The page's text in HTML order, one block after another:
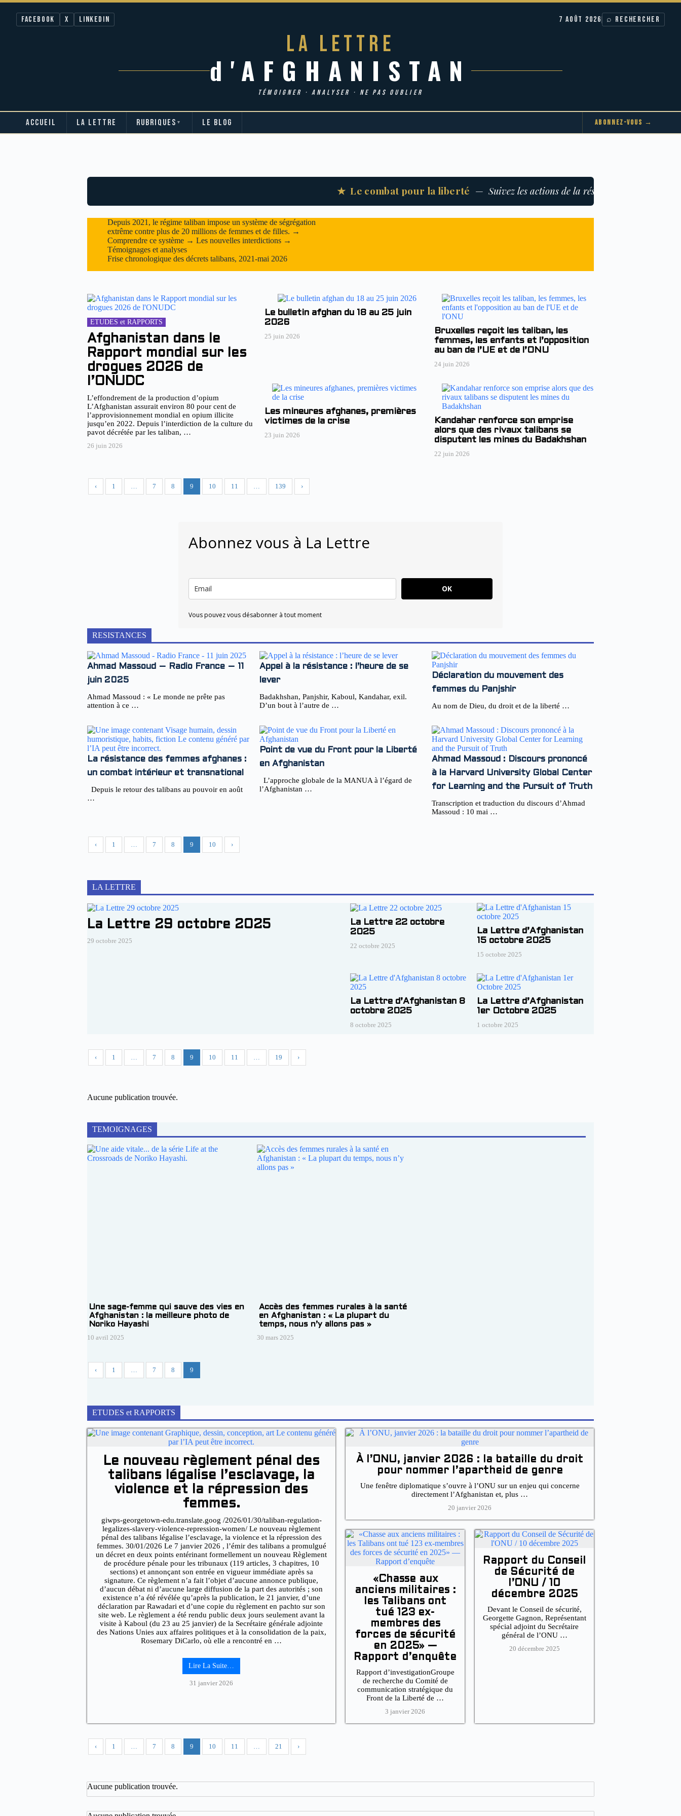
Facebook X LinkedIn 7 AOÛT 2026 ⌕ RECHERCHER
LA LETTRE
d'AFGHANISTAN
TÉMOIGNER · ANALYSER · NE PAS OUBLIER
ACCUEIL LA LETTRE RUBRIQUES ▼ LE BLOG ABONNEZ-VOUS →
★ Le combat pour la liberté—Suivez les actions de la résistance afghane
Depuis 2021, le régime taliban impose un système de ségrégation
extrême contre plus de 20 millions de femmes et de filles. →
Comprendre ce système → Les nouvelles interdictions →
Témoignages et analyses
Frise chronologique des décrets talibans, 2021-mai 2026
ETUDES et RAPPORTS
Afghanistan dans le
Rapport mondial sur les
drogues 2026 de
l’ONUDC
L’effondrement de la production d’opium
L’Afghanistan assurait environ 80 pour cent de
l’approvisionnement mondial en opium illicite
jusqu’en 2022. Depuis l’interdiction de la culture du
pavot décrétée par les taliban, …
26 juin 2026
Le bulletin afghan du 18 au 25 juin
2026
25 juin 2026
Bruxelles reçoit les taliban, les
femmes, les enfants et l’opposition
au ban de l’UE et de l’ONU
24 juin 2026
Les mineures afghanes, premières
victimes de la crise
23 juin 2026
Kandahar renforce son emprise
alors que des rivaux talibans se
disputent les mines du Badakhshan
22 juin 2026
‹ 1 7 8 9 10 11 139 ›
Abonnez vous à La Lettre
OK
Vous pouvez vous désabonner à tout moment
RESISTANCES
Ahmad Massoud – Radio France – 11
juin 2025
Ahmad Massoud : « Le monde ne prête pas
attention à ce …
Appel à la résistance : l’heure de se
lever
Badakhshan, Panjshir, Kaboul, Kandahar, exil.
D’un bout à l’autre de …
Déclaration du mouvement des
femmes du Panjshir
Au nom de Dieu, du droit et de la liberté …
La résistance des femmes afghanes :
un combat intérieur et transnational
Depuis le retour des talibans au pouvoir en août
…
Point de vue du Front pour la Liberté
en Afghanistan
L’approche globale de la MANUA à l’égard de
l’Afghanistan …
Ahmad Massoud : Discours prononcé
à la Harvard University Global Center
for Learning and the Pursuit of Truth
Transcription et traduction du discours d’Ahmad
Massoud : 10 mai …
‹ 1 7 8 9 10 ›
LA LETTRE
La Lettre 29 octobre 2025
29 octobre 2025
La Lettre 22 octobre
2025
22 octobre 2025
La Lettre d’Afghanistan
15 octobre 2025
15 octobre 2025
La Lettre d’Afghanistan 8
octobre 2025
8 octobre 2025
La Lettre d’Afghanistan
1er Octobre 2025
1 octobre 2025
‹ 1 7 8 9 10 11 19 ›
Aucune publication trouvée.
TEMOIGNAGES
Une sage-femme qui sauve des vies en
Afghanistan : la meilleure photo de
Noriko Hayashi
10 avril 2025
Accès des femmes rurales à la santé
en Afghanistan : « La plupart du
temps, nous n’y allons pas »
30 mars 2025
‹ 1 … 7 8 9
ETUDES et RAPPORTS
Le nouveau règlement pénal des
talibans légalise l’esclavage, la
violence et la répression des
femmes.
giwps-georgetown-edu.translate.goog /2026/01/30/taliban-regulation-
legalizes-slavery-violence-repression-women/ Le nouveau règlement
pénal des talibans légalise l’esclavage, la violence et la répression des
femmes. 30/01/2026 Le 7 janvier 2026 , l’émir des talibans a promulgué
un décret en deux points entérinant formellement un nouveau Règlement
de procédure pénale pour les tribunaux (119 articles, 3 chapitres, 10
sections) et annonçant son entrée en vigueur immédiate après sa
signature. Ce règlement n’a fait l’objet d’aucune annonce publique,
d’aucun débat ni d’aucune large diffusion de la part des autorités ; son
existence n’a été révélée qu’après la publication, le 21 janvier, d’une
déclaration par Rawadari et d’une copie du règlement en pachto sur son
site web. Le règlement a été rendu public deux jours seulement avant la
visite à Kaboul (du 23 au 25 janvier) de la Secrétaire générale adjointe
des Nations Unies aux affaires politiques et à la consolidation de la paix,
Rosemary DiCarlo, où elle a rencontré en …
Lire La Suite…
31 janvier 2026
À l’ONU, janvier 2026 : la bataille du droit
pour nommer l’apartheid de genre
Une fenêtre diplomatique s’ouvre à l’ONU sur un enjeu qui concerne
directement l’Afghanistan et, plus …
20 janvier 2026
«Chasse aux
anciens militaires :
les Talibans ont
tué 123 ex-
membres des
forces de sécurité
en 2025» —
Rapport d’enquête
Rapport d’investigationGroupe
de recherche du Comité de
communication stratégique du
Front de la Liberté de …
3 janvier 2026
Rapport du Conseil
de Sécurité de
l’ONU / 10
décembre 2025
Devant le Conseil de sécurité,
Georgette Gagnon, Représentant
spécial adjoint du Secrétaire
général de l’ONU …
20 décembre 2025
‹ 1 … 7 8 9 10 11 … 21 ›
Aucune publication trouvée.